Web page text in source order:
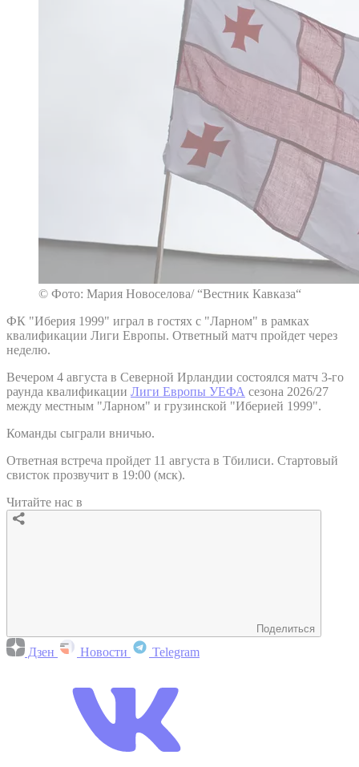
© Фото: Мария Новоселова/ “Вестник Кавказа“
ФК "Иберия 1999" играл в гостях с "Ларном" в рамках
квалификации Лиги Европы. Ответный матч пройдет через
неделю.
Вечером 4 августа в Северной Ирландии состоялся матч 3-го
раунда квалификации Лиги Европы УЕФА сезона 2026/27
между местным "Ларном" и грузинской "Иберией 1999".
Команды сыграли вничью.
Ответная встреча пройдет 11 августа в Тбилиси. Стартовый
свисток прозвучит в 19:00 (мск).
Читайте нас в
Поделиться
Дзен Новости Telegram